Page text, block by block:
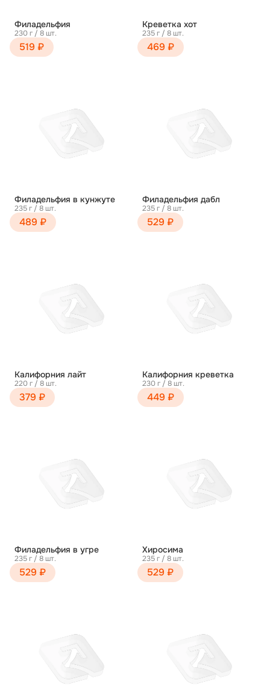
Филадельфия
230 г / 8 шт.
519 ₽
Креветка хот
235 г / 8 шт.
469 ₽
Филадельфия в кунжуте
235 г / 8 шт.
489 ₽
Филадельфия дабл
235 г / 8 шт.
529 ₽
Калифорния лайт
220 г / 8 шт.
379 ₽
Калифорния креветка
230 г / 8 шт.
449 ₽
Филадельфия в угре
235 г / 8 шт.
529 ₽
Хиросима
235 г / 8 шт.
529 ₽